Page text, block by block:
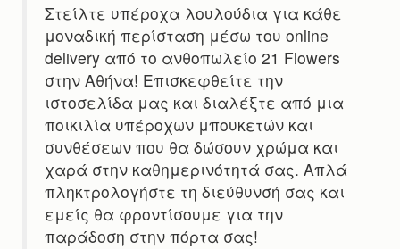
Στείλτε υπέροχα λουλούδια για κάθε
μοναδική περίσταση μέσω του online
delivery από το ανθοπωλείο 21 Flowers
στην Αθήνα! Επισκεφθείτε την
ιστοσελίδα μας και διαλέξτε από μια
ποικιλία υπέροχων μπουκετών και
συνθέσεων που θα δώσουν χρώμα και
χαρά στην καθημερινότητά σας. Απλά
πληκτρολογήστε τη διεύθυνσή σας και
εμείς θα φροντίσουμε για την
παράδοση στην πόρτα σας!